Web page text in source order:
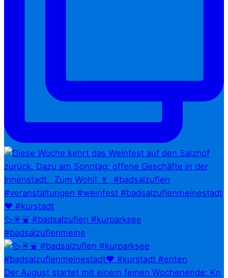
🦆☀️⛲ #badsalzuflen #kurparksee
#badsalzuflenmeine
Der August startet mit einem feinen Wochenende: Kn